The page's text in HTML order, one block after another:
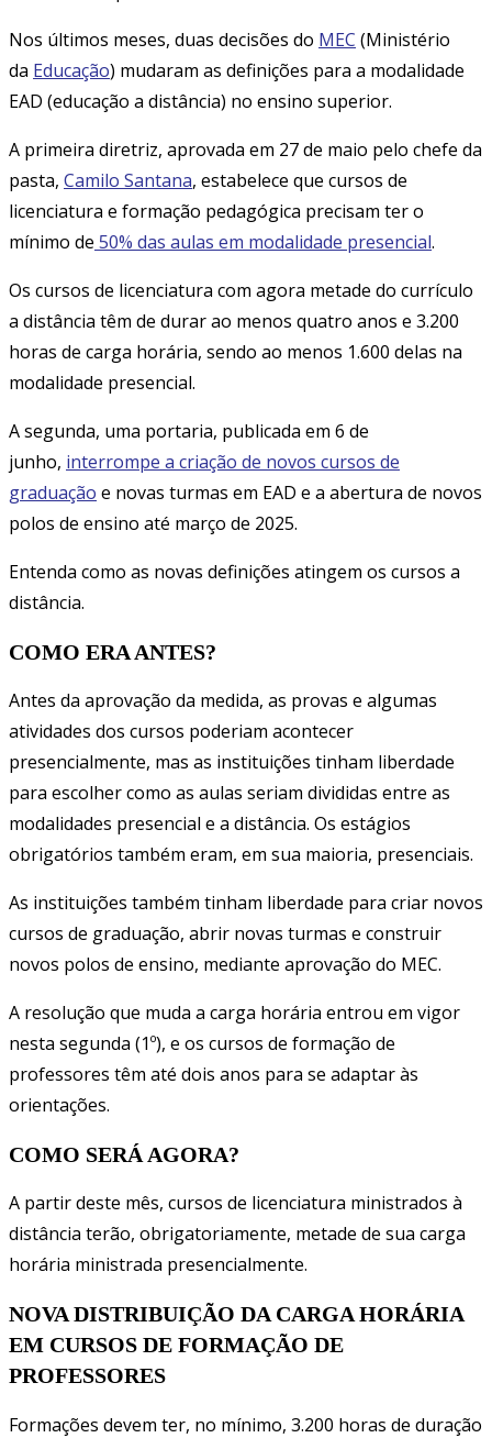
Nos últimos meses, duas decisões do MEC (Ministério
da Educação) mudaram as definições para a modalidade
EAD (educação a distância) no ensino superior.
A primeira diretriz, aprovada em 27 de maio pelo chefe da
pasta, Camilo Santana, estabelece que cursos de
licenciatura e formação pedagógica precisam ter o
mínimo de 50% das aulas em modalidade presencial.
Os cursos de licenciatura com agora metade do currículo
a distância têm de durar ao menos quatro anos e 3.200
horas de carga horária, sendo ao menos 1.600 delas na
modalidade presencial.
A segunda, uma portaria, publicada em 6 de
junho, interrompe a criação de novos cursos de
graduação e novas turmas em EAD e a abertura de novos
polos de ensino até março de 2025.
Entenda como as novas definições atingem os cursos a
distância.
COMO ERA ANTES?
Antes da aprovação da medida, as provas e algumas
atividades dos cursos poderiam acontecer
presencialmente, mas as instituições tinham liberdade
para escolher como as aulas seriam divididas entre as
modalidades presencial e a distância. Os estágios
obrigatórios também eram, em sua maioria, presenciais.
As instituições também tinham liberdade para criar novos
cursos de graduação, abrir novas turmas e construir
novos polos de ensino, mediante aprovação do MEC.
A resolução que muda a carga horária entrou em vigor
nesta segunda (1º), e os cursos de formação de
professores têm até dois anos para se adaptar às
orientações.
COMO SERÁ AGORA?
A partir deste mês, cursos de licenciatura ministrados à
distância terão, obrigatoriamente, metade de sua carga
horária ministrada presencialmente.
NOVA DISTRIBUIÇÃO DA CARGA HORÁRIA
EM CURSOS DE FORMAÇÃO DE
PROFESSORES
Formações devem ter, no mínimo, 3.200 horas de duração